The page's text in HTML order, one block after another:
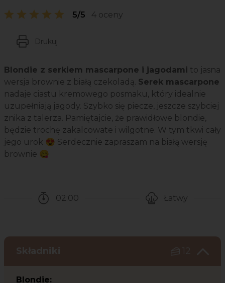
5/5 4 oceny
Drukuj
Blondie z serkiem mascarpone i jagodami to jasna
wersja brownie z białą czekoladą. Serek mascarpone
nadaje ciastu kremowego posmaku, który idealnie
uzupełniają jagody. Szybko się piecze, jeszcze szybciej
znika z talerza. Pamiętajcie, że prawidłowe blondie,
będzie trochę zakalcowate i wilgotne. W tym tkwi cały
jego urok 😍 Serdecznie zapraszam na białą wersję
brownie 😋
02:00
Łatwy
Składniki 12
Blondie: